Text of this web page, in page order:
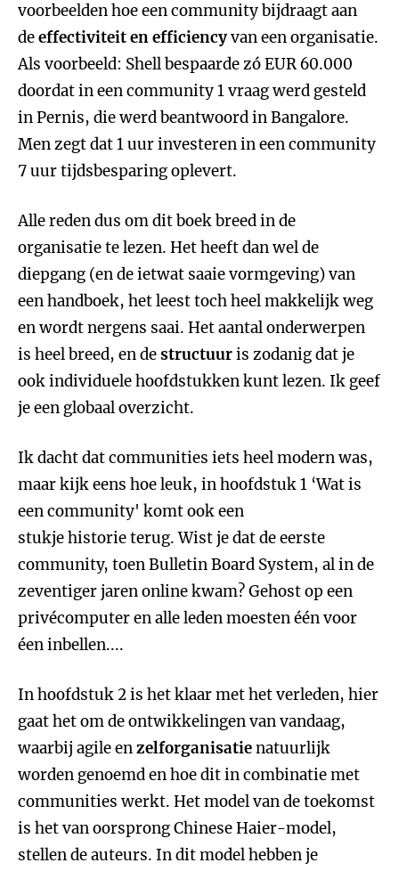
voorbeelden hoe een community bijdraagt aan
deeffectiviteit en efficiencyvan een organisatie.
Als voorbeeld: Shell bespaarde zó EUR 60.000
doordat in een community 1 vraag werd gesteld
in Pernis, die werd beantwoord in Bangalore.
Men zegt dat 1 uur investeren in een community
7 uur tijdsbesparing oplevert.
Alle reden dus om dit boek breed in de
organisatie te lezen. Het heeft dan wel de
diepgang (en de ietwat saaie vormgeving) van
een handboek, het leest toch heel makkelijk weg
en wordt nergens saai. Het aantal onderwerpen
is heel breed, en destructuuris zodanig dat je
ook individuele hoofdstukken kunt lezen. Ik geef
je een globaal overzicht.
Ik dacht dat communities iets heel modern was,
maar kijk eens hoe leuk, in hoofdstuk 1 ‘Wat is
een community' komt ook een
stukje historie terug. Wist je dat de eerste
community, toen Bulletin Board System, al in de
zeventiger jaren online kwam? Gehost op een
privécomputer en alle leden moesten één voor
éen inbellen....
In hoofdstuk 2 is het klaar met het verleden, hier
gaat het om de ontwikkelingen van vandaag,
waarbij agile enzelforganisatienatuurlijk
worden genoemd en hoe dit in combinatie met
communities werkt. Het model van de toekomst
is het van oorsprong Chinese Haier-model,
stellen de auteurs. In dit model hebben je